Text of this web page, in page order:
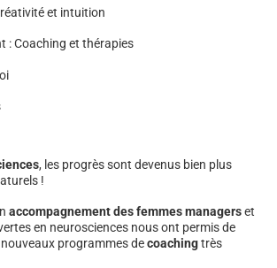
et intuition
: Coaching et thérapies
, les progrès sont devenus bien plus
!
accompagnement des femmes managerset
en neurosciences nous ont permis de
programmes decoachingtrès